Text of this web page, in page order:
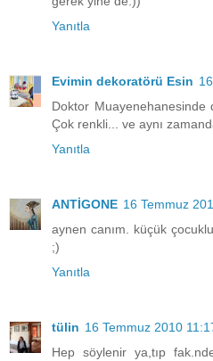
Yanıtla
Evimin dekoratörü Esin
Doktor
Çok renkli... ve aynı
Yanıtla
ANTİGONE 16 Temmuz
aynen canım. küçük
;)
Yanıtla
tülin 16 Temmuz 2010
Hep söylenir ya,tıp